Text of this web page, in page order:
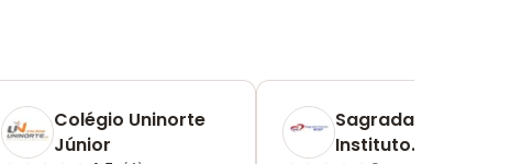
Colégio Uninorte
Júnior
Sagrada Familia
Instituto